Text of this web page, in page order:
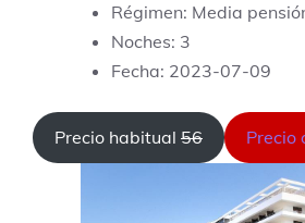
Régimen: Media
Noches: 3
Fecha: 2023-07-09
Precio habitual 56 Precio